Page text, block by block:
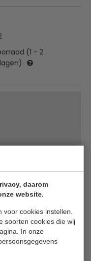
daarom
website.
cookies instellen.
soorten cookies die wij
In onze
(1 - 2
Klarna
✔ Laagste